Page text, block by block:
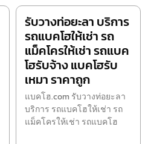
รับวางท่อยะลา บริการ
รถแบคโฮให้เช่า รถ
แม็คโครให้เช่า รถแบค
โฮรับจ้าง แบคโฮรับ
เหมา ราคาถูก
แบคโฮ.com รับวางท่อยะลา
บริการ รถแบคโฮให้เช่า รถ
แม็คโครให้เช่า รถแบคโฮ